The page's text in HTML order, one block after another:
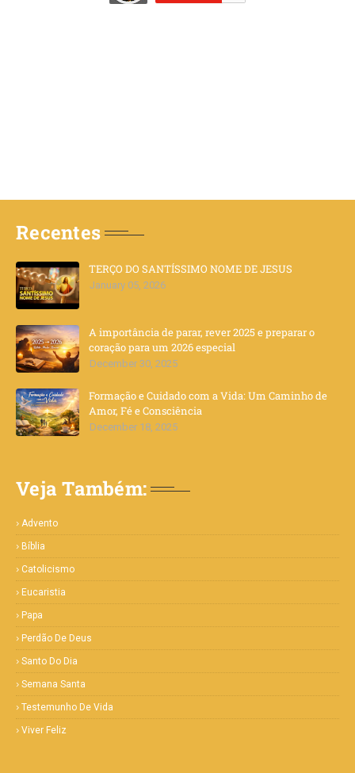
Recentes
TERÇO DO SANTÍSSIMO NOME DE JESUS
January 05, 2026
A importância de parar, rever 2025 e preparar o
coração para um 2026 especial
December 30, 2025
Formação e Cuidado com a Vida: Um Caminho de
Amor, Fé e Consciência
December 18, 2025
Veja Também:
Advento
Bíblia
Catolicismo
Eucaristia
Papa
Perdão De Deus
Santo Do Dia
Semana Santa
Testemunho De Vida
Viver Feliz